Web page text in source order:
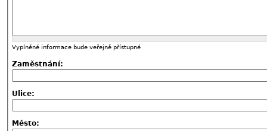
Vyplněné informace bude veřejně přístupné
Zaměstnání:
Ulice:
Město: